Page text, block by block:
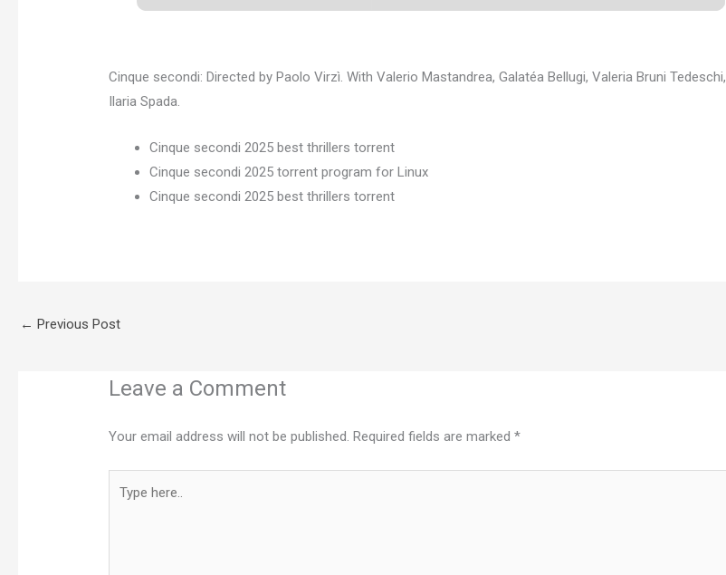
Cinque secondi: Directed by Paolo Virzì. With Valerio Mastandrea, Galatéa Bellugi, Valeria Bruni Tedeschi,
Ilaria Spada.
Cinque secondi 2025 best thrillers torrent
Cinque secondi 2025 torrent program for Linux
Cinque secondi 2025 best thrillers torrent
← Previous Post
Leave a Comment
Your email address will not be published. Required fields are marked*
here..